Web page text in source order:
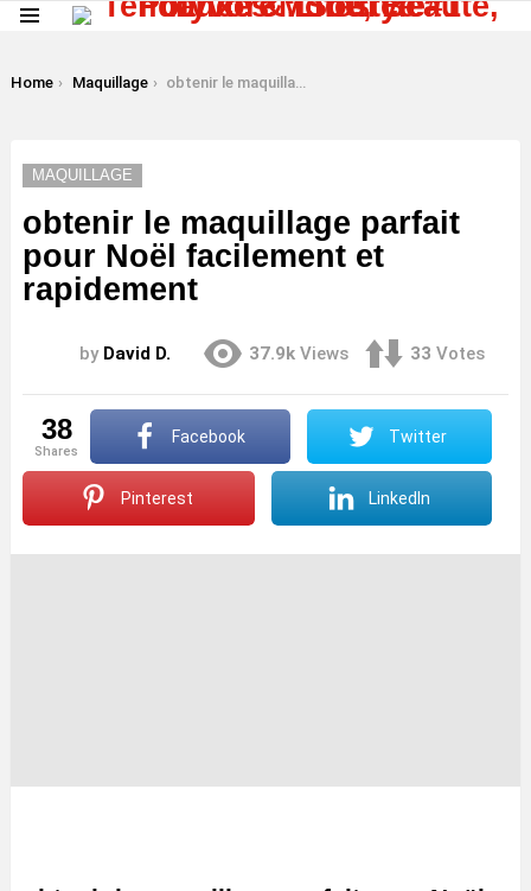
You are here:
Home Maquillage obtenir le maquillage parfait pour Noël facilement et rapidement
MAQUILLAGE
obtenir le maquillage parfait
pour Noël facilement et
rapidement
by David D. 37.9k Views 33 Votes
38
shares
Facebook Twitter
Pinterest LinkedIn